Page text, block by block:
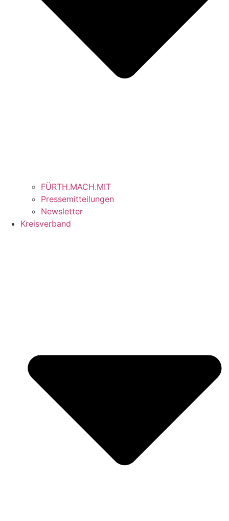
FÜRTH.MACH.MIT
Pressemitteilungen
Newsletter
Kreisverband